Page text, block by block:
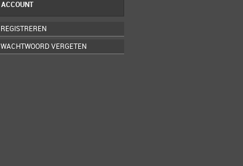
ACCOUNT
REGISTREREN
WACHTWOORD VERGETEN